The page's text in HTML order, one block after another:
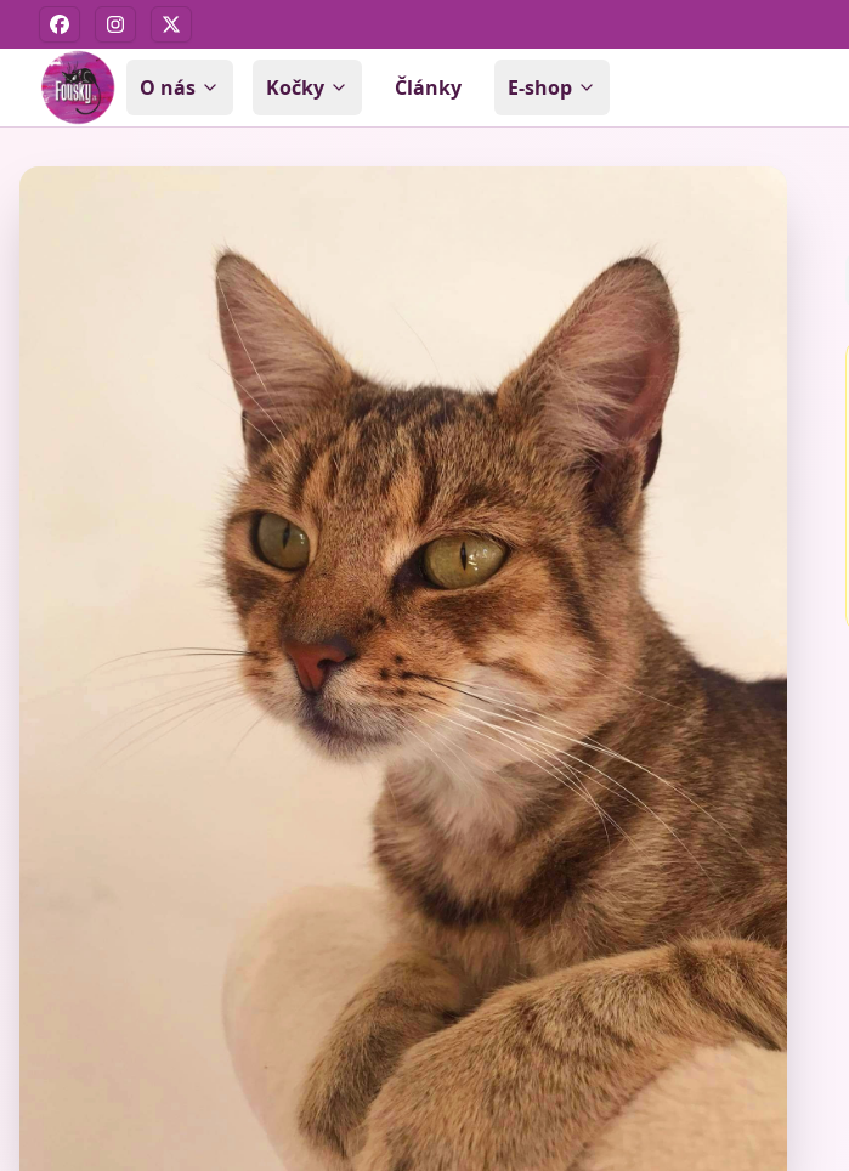
FacebookInstagram
X
O nás Kočky Články E-shop